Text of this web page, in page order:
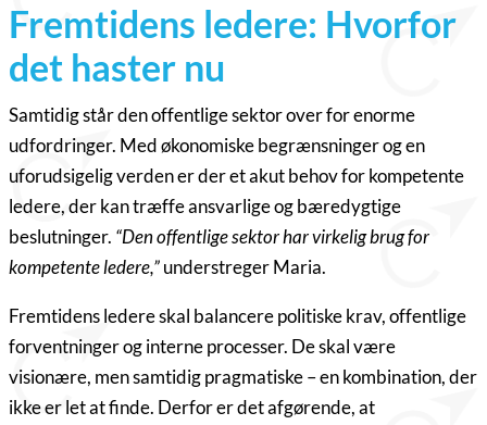
Fremtidens ledere: Hvorfor
det haster nu
Samtidig står den offentlige sektor over for enorme
udfordringer. Med økonomiske begrænsninger og en
uforudsigelig verden er der et akut behov for kompetente
ledere, der kan træffe ansvarlige og bæredygtige
beslutninger. “Den offentlige sektor har virkelig brug for
kompetente ledere,”understreger Maria.
Fremtidens ledere skal balancere politiske krav, offentlige
forventninger og interne processer. De skal være
visionære, men samtidig pragmatiske – en kombination, der
ikke er let at finde. Derfor er det afgørende, at